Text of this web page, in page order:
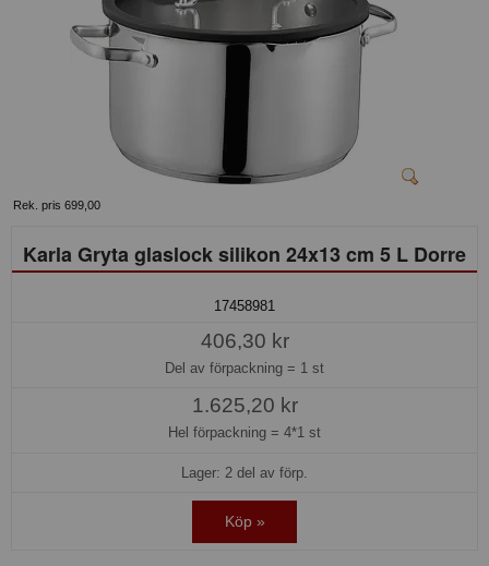
Rek. pris 699,00
Karla Gryta glaslock silikon 24x13 cm 5 L Dorre
17458981
406,30 kr
Del av förpackning = 1 st
1.625,20 kr
Hel förpackning = 4*1 st
Lager: 2 del av förp.
Köp »